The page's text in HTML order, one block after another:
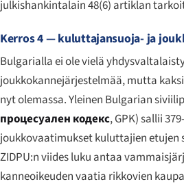
julkishankintalain 48(6) artiklan
Kerros 4 — kuluttajansuoja- ja
Bulgarialla ei ole vielä
joukkokannejärjestelmää, mutta
nyt olemassa. Yleinen Bulgarian
процесуален кодекс, GPK) sallii
joukkovaatimukset kuluttajien etujen
ZIDPU:n viides luku antaa
kanneoikeuden vaatia rikkovien